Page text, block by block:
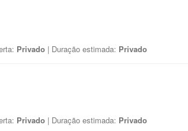
Privado | Duração estimada: Privado
Privado | Duração estimada: Privado